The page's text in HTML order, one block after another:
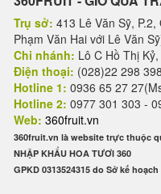
Trụ sở: 413 Lê Văn Sỹ,
Phạm Văn Hai với Lê Văn
Chi nhánh: Lô C Hồ Thị
Điện thoại: (028)22 298 398
Hotline 1: 0936 65 27
Hotline 2: 0977 301 303 -
Web: 360fruit.vn
360fruit.vn là website trực thuộc
NHẬP KHẨU HOA TƯƠI 360
GPKD 0313524315 do Sở kế